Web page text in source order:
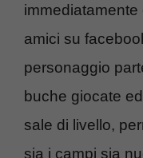
amici su
personaggio
buche giocate
sale di livello,
sia i campi sia